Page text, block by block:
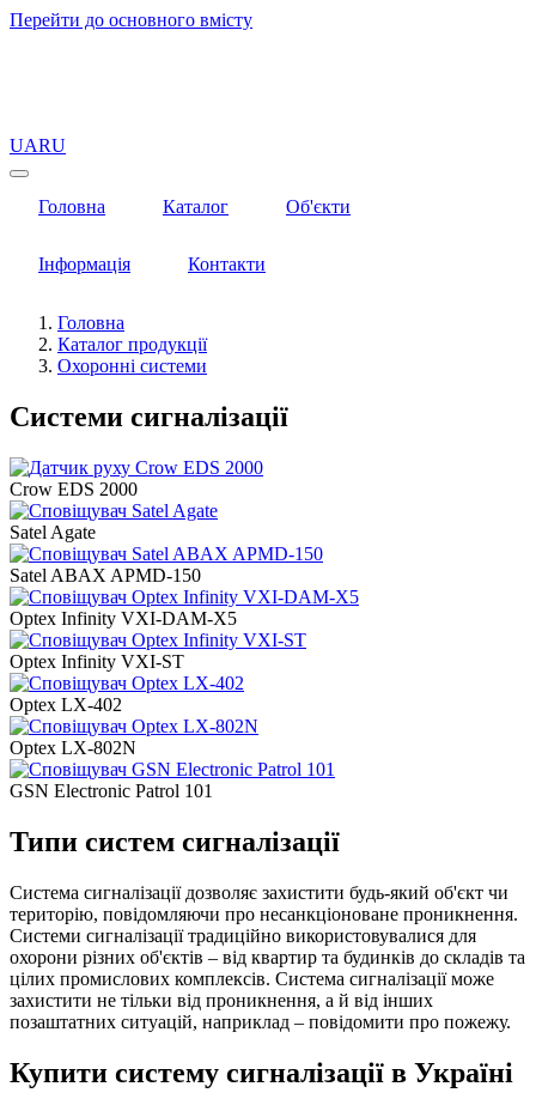
Перейти до основного вмісту
UARU
Головна Каталог Об'єкти
Інформація Контакти
Головна
Каталог продукції
Охоронні системи
Системи сигналізації
Crow EDS 2000
Satel Agate
Satel ABAX APMD-150
Optex Infinity VXI-DAM-X5
Optex Infinity VXI-ST
Optex LX-402
Optex LX-802N
GSN Electronic Patrol 101
Типи систем сигналізації
Система сигналізації дозволяє захистити будь-який об'єкт чи
територію, повідомляючи про несанкціоноване проникнення.
Системи сигналізації традиційно використовувалися для
охорони різних об'єктів – від квартир та будинків до складів та
цілих промислових комплексів. Система сигналізації може
захистити не тільки від проникнення, а й від інших
позаштатних ситуацій, наприклад – повідомити про пожежу.
Купити систему сигналізації в Україні